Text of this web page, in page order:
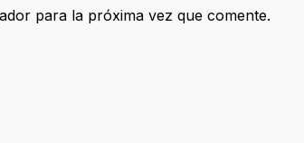
para la próxima vez que comente.